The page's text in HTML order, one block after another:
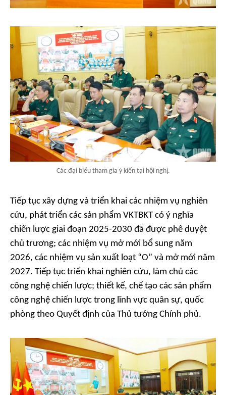
Các đại biểu tham gia ý kiến tại hội nghị.
Tiếp tục xây dựng và triển khai các nhiệm vụ nghiên
cứu, phát triển các sản phẩm VKTBKT có ý nghĩa
chiến lược giai đoạn 2025-2030 đã được phê duyệt
chủ trương; các nhiệm vụ mở mới bổ sung năm
2026, các nhiệm vụ sản xuất loạt “O” và mở mới năm
2027. Tiếp tục triển khai nghiên cứu, làm chủ các
công nghệ chiến lược; thiết kế, chế tạo các sản phẩm
công nghệ chiến lược trong lĩnh vực quân sự, quốc
phòng theo Quyết định của Thủ tướng Chính phủ.